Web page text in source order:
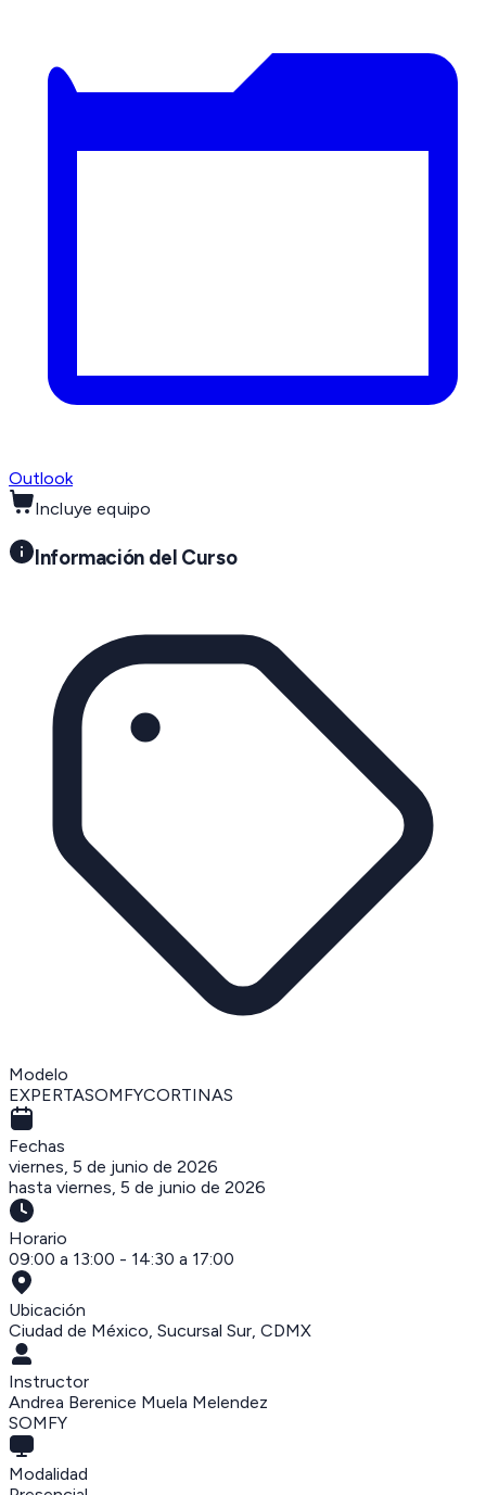
Outlook
Incluye equipo
Información del Curso
Modelo
EXPERTASOMFYCORTINAS
Fechas
viernes, 5 de junio de 2026
hasta viernes, 5 de junio de 2026
Horario
09:00 a 13:00 - 14:30 a 17:00
Ubicación
Ciudad de México, Sucursal Sur, CDMX
Instructor
Andrea Berenice Muela Melendez
SOMFY
Modalidad